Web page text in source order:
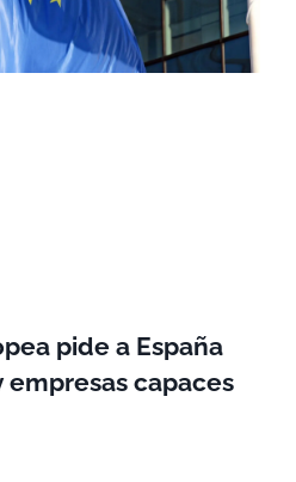
pide a España
empresas capaces